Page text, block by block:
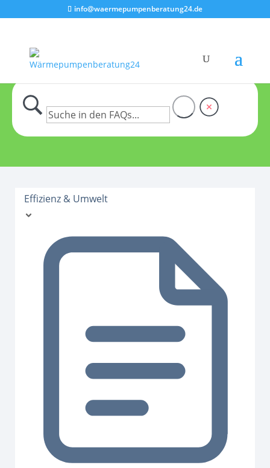
info@waermepumpenberatung24.de
Effizienz & Umwelt